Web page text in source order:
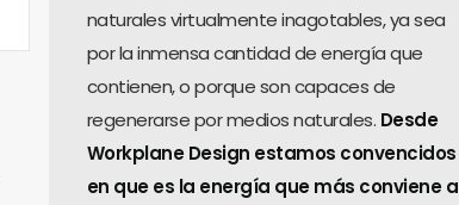
naturales virtualmente inagotables, ya sea
por la inmensa cantidad de energía que
contienen, o porque son capaces de
regenerarse por medios naturales. Desde
Workplane Design estamos convencidos
en que es la energía que más conviene a